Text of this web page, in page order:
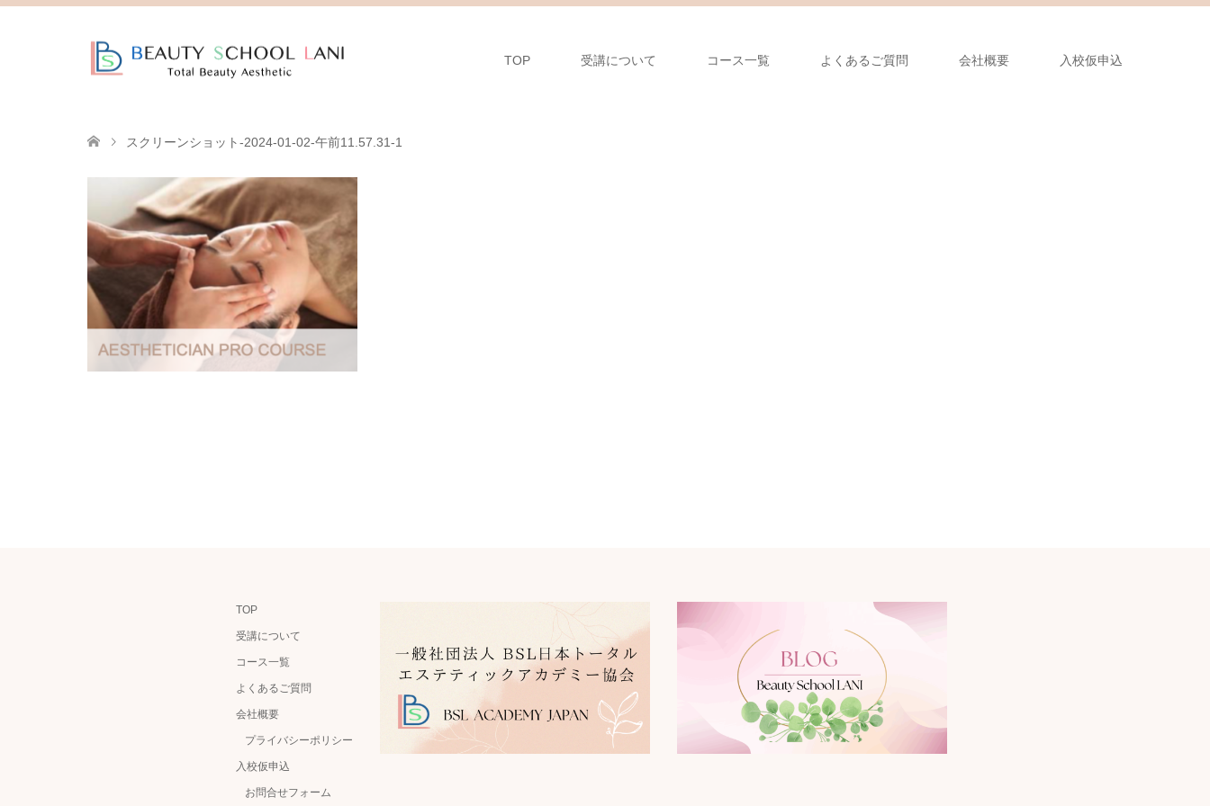
TOP 受講について コース一覧 よくあるご質問 会社概要 入校仮申込
スクリーンショット-2024-01-02-午前11.57.31-1
TOP
受講について
コース一覧
よくあるご質問
会社概要
プライバシーポリシー
入校仮申込
お問合せフォーム